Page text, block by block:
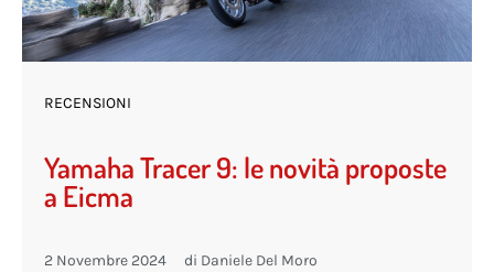
RECENSIONI
Yamaha Tracer 9: le novità proposte
a Eicma
2 Novembre 2024 di Daniele Del Moro